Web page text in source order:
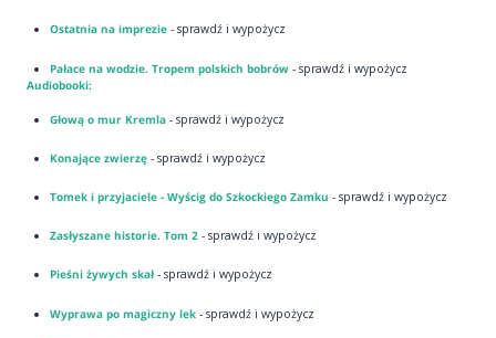
Ostatnia na imprezie - sprawdź i wypożycz
Pałace na wodzie. Tropem polskich bobrów- sprawdź i wypożycz
Audiobooki:
Głową o mur Kremla- sprawdź i wypożycz
Konające zwierzę- sprawdź i wypożycz
Tomek i przyjaciele - Wyścig do Szkockiego Zamku - sprawdź i wypożycz
Zasłyszane historie. Tom 2- sprawdź i wypożycz
Pieśni żywych skał- sprawdź i wypożycz
Wyprawa po magiczny lek- sprawdź i wypożycz